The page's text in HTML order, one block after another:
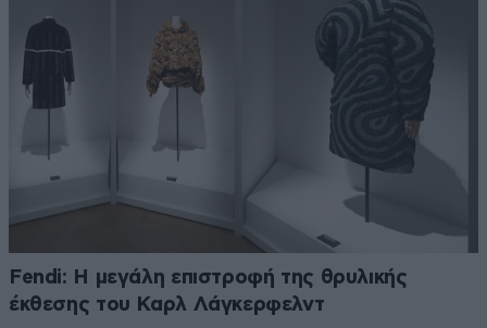
Fendi: Η μεγάλη επιστροφή της θρυλικής
έκθεσης του Καρλ Λάγκερφελντ